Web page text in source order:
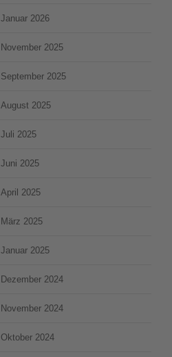
Januar 2026
November 2025
September 2025
August 2025
Juli 2025
Juni 2025
April 2025
März 2025
Januar 2025
Dezember 2024
November 2024
Oktober 2024